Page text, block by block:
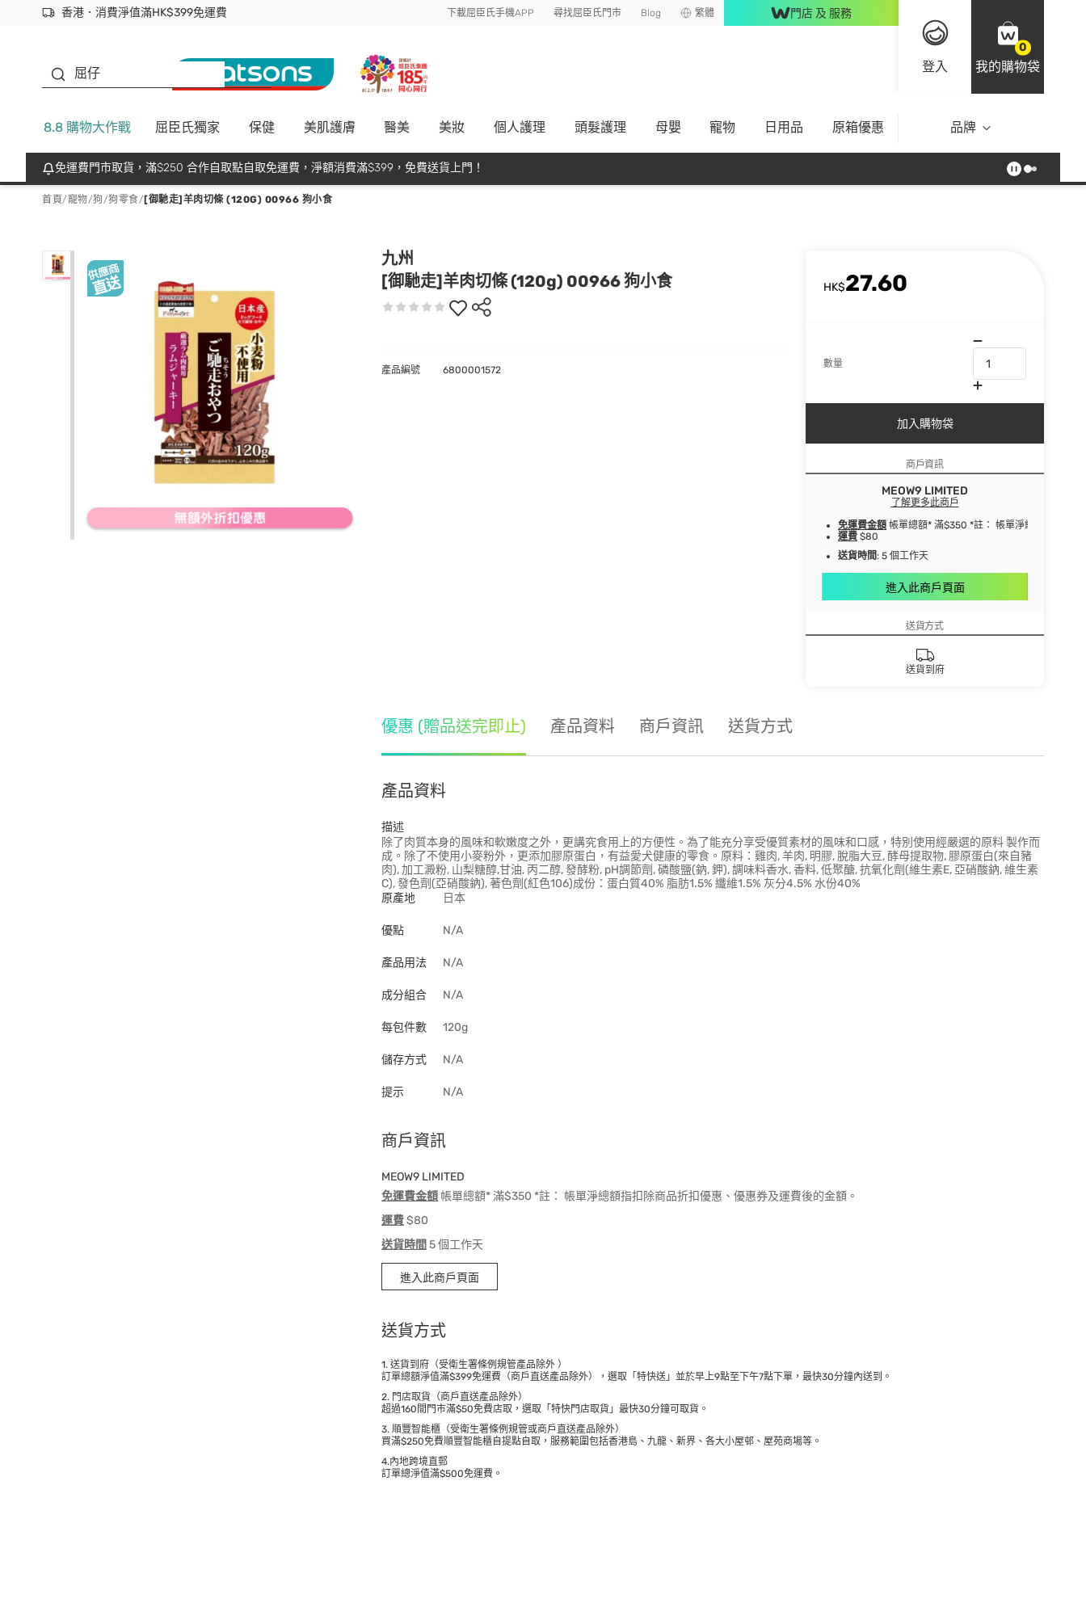
香港．消費淨值滿HK$399免運費
立即成為易賞錢會員盡享獨家優惠
首次APP下單買滿$450 輸入 NEWAPP 即減$50 下載屈臣氏手機APP 尋找屈臣氏門市 Blog 繁體 門店 及 服務
登入
0
我的購物袋
屈仔
8.8 購物大作戰 屈臣氏獨家 保健 美肌護膚 醫美 美妝 個人護理 頭髮護理 母嬰 寵物 日用品 原箱優惠 品牌
免運費門市取貨，滿$250 合作自取點自取免運費，淨額消費滿$399，免費送貨上門！
首頁/寵物/狗/狗零食/ [御馳走]羊肉切條 (120G) 00966 狗小食
九州
[御馳走]羊肉切條 (120g) 00966 狗小食
HK$27.60
數量
加入購物袋
商戶資訊
MEOW9 LIMITED
了解更多此商戶
免運費金額 帳單總額* 滿$350 *註： 帳單淨總額指扣除
運費 $80
送貨時間: 5 個工作天
進入此商戶頁面
送貨方式
送貨到府
產品編號 6800001572
優惠 (贈品送完即止) 產品資料 商戶資訊 送貨方式
產品資料
描述
除了肉質本身的風味和軟嫩度之外，更講究食用上的方便性。為了能充分享受優質素材的風味和口感，特別使用經嚴選的原料 製作而
成。除了不使用小麥粉外，更添加膠原蛋白，有益愛犬健康的零食。原料：雞肉, 羊肉, 明膠, 脫脂大豆, 酵母提取物, 膠原蛋白(來自豬
肉), 加工澱粉, 山梨糖醇,甘油, 丙二醇, 發酵粉, pH調節劑, 磷酸鹽(鈉, 鉀), 調味料香水, 香料, 低聚醣, 抗氧化劑(維生素E, 亞硝酸鈉, 維生素
C), 發色劑(亞硝酸鈉), 著色劑(紅色106)成份：蛋白質40% 脂肪1.5% 纖維1.5% 灰分4.5% 水份40%
原產地
日本
優點 N/A
產品用法 N/A
成分組合 N/A
每包件數 120g
儲存方式 N/A
提示 N/A
商戶資訊
MEOW9 LIMITED
免運費金額 帳單總額* 滿$350 *註： 帳單淨總額指扣除商品折扣優惠、優惠券及運費後的金額。
運費$80
送貨時間 5 個工作天
進入此商戶頁面
送貨方式
1. 送貨到府（受衛生署條例規管產品除外 ）
訂單總額淨值滿$399免運費（商戶直送產品除外），選取「特快送」並於早上9點至下午7點下單，最快30分鐘內送到​。
2. 門店取貨（商戶直送產品除外）
超過160間門市滿$50免費店取，選取「特快門店取貨」最快30分鐘可取貨。
3. 順豐智能櫃（受衛生署條例規管或商戶直送產品除外）
買滿$250免費順豐智能櫃自提點自取，服務範圍包括香港島、九龍、新界、各大小屋邨、屋苑商場等。
4.內地跨境直郵
訂單總淨值滿$500免運費。